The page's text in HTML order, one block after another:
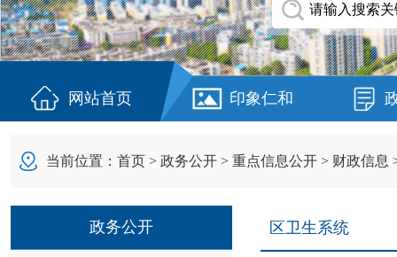
网站首页 印象仁和
当前位置： 首页 > 政务公开 > 重点信息公开 > 财政信息
政务公开 区卫生系统